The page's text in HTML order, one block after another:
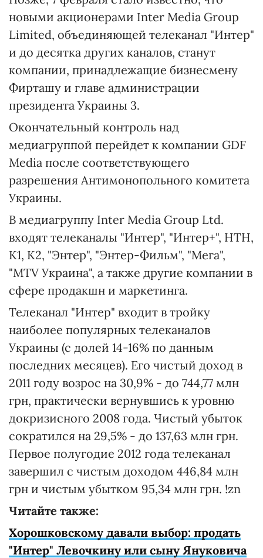
новыми акционерами Inter Media Group
Limited, объединяющей телеканал "Интер"
и до десятка других каналов, станут
компании, принадлежащие бизнесмену
Фирташу и главе администрации
президента Украины 3.
Окончательный контроль над
медиагруппой перейдет к компании GDF
Media после соответствующего
разрешения Антимонопольного комитета
Украины.
В медиагруппу Inter Mediа Group Ltd.
входят телеканалы "Интер", "Интер+", НТН,
К1, К2, "Энтер", "Энтер-Фильм", "Мега",
"MTV Украина", а также другие компании в
сфере продакшн и маркетинга.
Телеканал "Интер" входит в тройку
наиболее популярных телеканалов
Украины (с долей 14-16% по данным
последних месяцев). Его чистый доход в
2011 году возрос на 30,9% - до 744,77 млн
грн, практически вернувшись к уровню
докризисного 2008 года. Чистый убыток
сократился на 29,5% - до 137,63 млн грн.
Первое полугодие 2012 года телеканал
завершил с чистым доходом 446,84 млн
грн и чистым убытком 95,34 млн грн. !zn
Читайте также:
Хорошковскому давали выбор: продать
"Интер" Левочкину или сыну Януковича